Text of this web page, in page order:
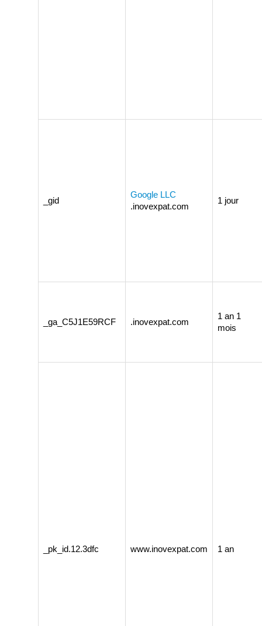
_gid
Google LLC
.inovexpat.com
1 jour
_ga_C5J1E59RCF .inovexpat.com
1 an 1
mois
_pk_id.12.3dfc www.inovexpat.com 1 an